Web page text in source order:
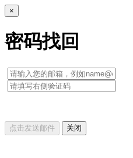
×
密码找回
点击发送邮件 关闭